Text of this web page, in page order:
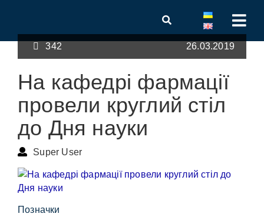
342 26.03.2019
На кафедрі фармації
провели круглий стіл
до Дня науки
Super User
Позначки